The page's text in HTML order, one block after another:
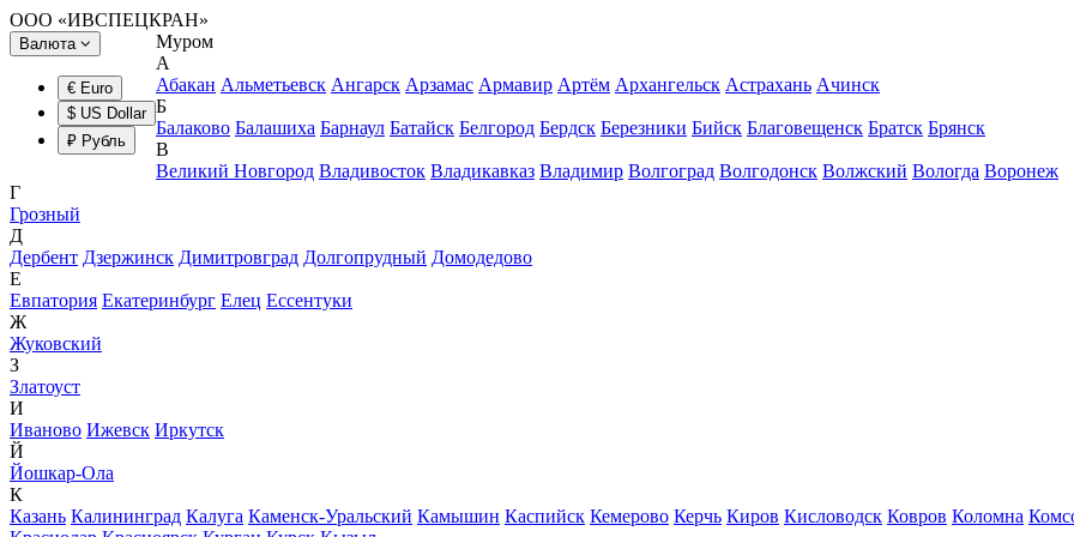
ООО «ИВСПЕЦКРАН»
Валюта
€ Euro
$ US Dollar
₽ Рубль
Муром
А
Абакан Альметьевск Ангарск Арзамас Армавир Артём Архангельск Астрахань Ачинск
Б
Балаково Балашиха Барнаул Батайск Белгород Бердск Березники Бийск Благовещенск Братск Брянск
В
Великий Новгород Владивосток Владикавказ Владимир Волгоград Волгодонск Волжский Вологда Воронеж
Г
Грозный
Д
Дербент Дзержинск Димитровград Долгопрудный Домодедово
Е
Евпатория Екатеринбург Елец Ессентуки
Ж
Жуковский
З
Златоуст
И
Иваново Ижевск Иркутск
Й
Йошкар-Ола
К
Казань Калининград Калуга Каменск-Уральский Камышин Каспийск Кемерово Керчь Киров Кисловодск Ковров Коломна